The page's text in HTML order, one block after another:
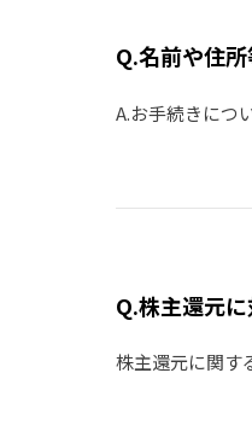
Q.名前や住
A.お手続きにつ
Q.株主還元に
株主還元に関す